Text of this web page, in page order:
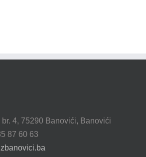
4, 75290 Banovići, Banovići
87 60 63